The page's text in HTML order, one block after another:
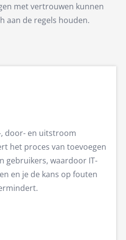
met vertrouwen kunnen
aan de regels houden.
door- en uitstroom
het proces van toevoegen
gebruikers, waardoor IT-
en je de kans op fouten